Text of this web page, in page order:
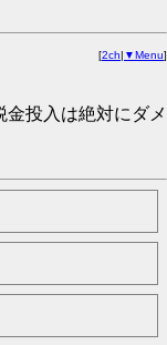
[2ch| ▼Menu]
投入は絶対にダメ